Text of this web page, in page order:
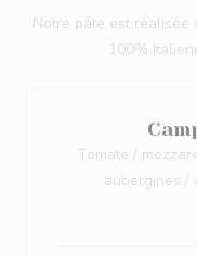
Notre pâte est réalisée
100%
Tomate /
aubergines /